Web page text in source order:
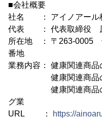
■会社概要
社名 ： アイノアール
代表 ： 代表取締役
所在地 ： 〒263-0005
番地
業務内容： 健康関連商品
健康関連商品の
健康関連商品の調
グ業
URL ：
https://